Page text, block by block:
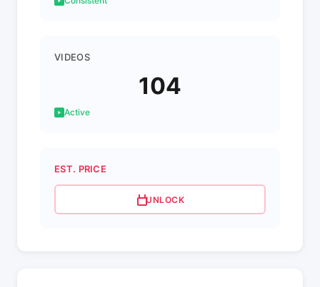
VIDEOS
104
Active
EST. PRICE
UNLOCK